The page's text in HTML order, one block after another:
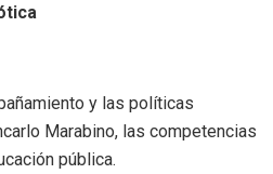
y las políticas
Marabino, las competencias
pública.